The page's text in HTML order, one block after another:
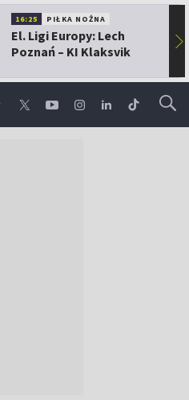
16:25 PIŁKA NOŻNA
El. Ligi Europy: Lech
Poznań – KI Klaksvik
▶